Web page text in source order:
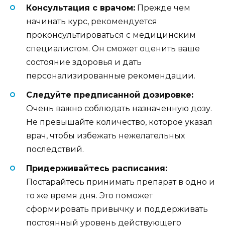
Консультация с врачом: Прежде чем
начинать курс, рекомендуется
проконсультироваться с медицинским
специалистом. Он сможет оценить ваше
состояние здоровья и дать
персонализированные рекомендации.
Следуйте предписанной дозировке:
Очень важно соблюдать назначенную дозу.
Не превышайте количество, которое указал
врач, чтобы избежать нежелательных
последствий.
Придерживайтесь расписания:
Постарайтесь принимать препарат в одно и
то же время дня. Это поможет
сформировать привычку и поддерживать
постоянный уровень действующего